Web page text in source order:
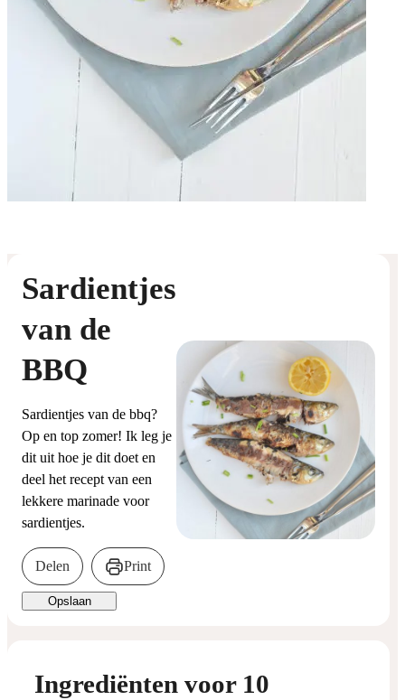
Sardientjes
van de
BBQ
Sardientjes van de bbq?
Op en top zomer! Ik leg je
dit uit hoe je dit doet en
deel het recept van een
lekkere marinade voor
sardientjes.
Delen Print
Opslaan
Ingrediënten voor 10